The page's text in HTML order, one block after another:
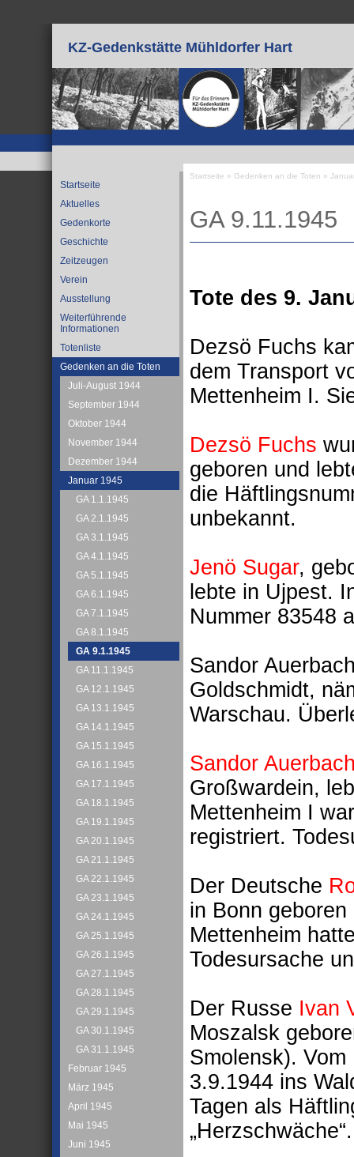
KZ-Gedenkstätte Mühldorfer Hart
Startseite
Aktuelles
Gedenkorte
Geschichte
Zeitzeugen
Verein
Ausstellung
Weiterführende
Informationen
Totenliste
Gedenken an die Toten
Juli-August 1944
September 1944
Oktober 1944
November 1944
Dezember 1944
Januar 1945
GA 1.1.1945
GA 2.1.1945
GA 3.1.1945
GA 4.1.1945
GA 5.1.1945
GA 6.1.1945
GA 7.1.1945
GA 8.1.1945
GA 9.1.1945
GA 11.1.1945
GA 12.1.1945
GA 13.1.1945
GA 14.1.1945
GA 15.1.1945
GA 16.1.1945
GA 17.1.1945
GA 18.1.1945
GA 19.1.1945
GA 20.1.1945
GA 21.1.1945
GA 22.1.1945
GA 23.1.1945
GA 24.1.1945
GA 25.1.1945
GA 26.1.1945
GA 27.1.1945
GA 28.1.1945
GA 29.1.1945
GA 30.1.1945
GA 31.1.1945
Februar 1945
März 1945
April 1945
Mai 1945
Juni 1945
Startseite » Gedenken an die Toten »
GA 9.11.1945
Tote des 9.
Dezsö Fuchs
dem Transport
Mettenheim I.
Dezsö Fuchs
geboren und
die
unbekannt.
Jenö Sugar,
lebte in Ujpest.
Nummer 83548
Sandor
Goldschmidt,
Warschau.
Sandor
Großwardein,
Mettenheim I
registriert.
Der Deutsche
in Bonn
Mettenheim
Todesursache
Der Russe Ivan
Moszalsk
Smolensk).
3.9.1944 ins
Tagen als
„Herzschwäche“.